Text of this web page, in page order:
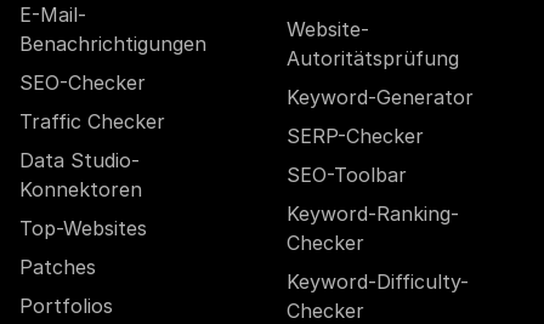
E-Mail-
Benachrichtigungen
SEO-Checker
Traffic Checker
Data Studio-
Konnektoren
Top-Websites
Patches
Portfolios
Website-
Autoritätsprüfung
Keyword-Generator
SERP-Checker
SEO-Toolbar
Keyword-Ranking-
Checker
Keyword-Difficulty-
Checker